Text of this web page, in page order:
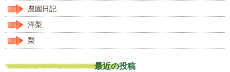
農園日記
洋梨
梨
最近の投稿